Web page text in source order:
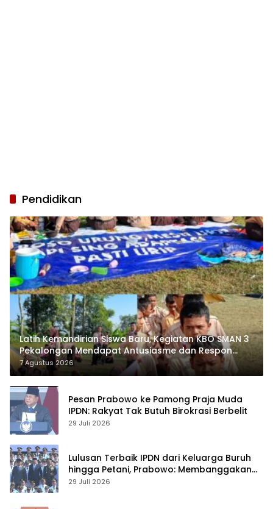
Pendidikan
Latih Kemandirian Siswa Baru, Kegiatan KBO SMAN 3
Pekalongan Mendapat Antusiasme dan Respon
Positif Orang Tua Murid
7 Agustus 2026
Pesan Prabowo ke Pamong Praja Muda
IPDN: Rakyat Tak Butuh Birokrasi Berbelit
29 Juli 2026
Lulusan Terbaik IPDN dari Keluarga Buruh
hingga Petani, Prabowo: Membanggakan
Hati Saya
29 Juli 2026